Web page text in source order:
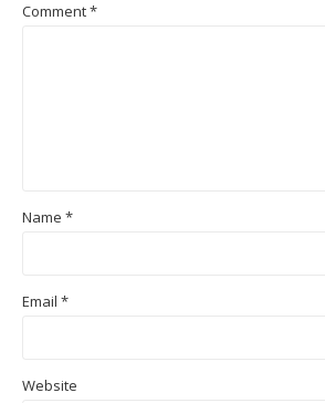
Comment*
Name *
Email *
Website